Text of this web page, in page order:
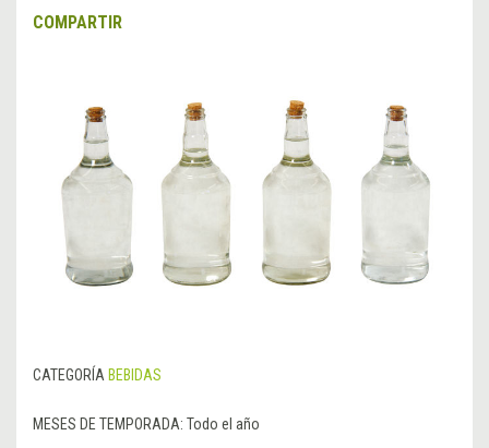
COMPARTIR
CATEGORÍA BEBIDAS
MESES DE TEMPORADA: Todo el año